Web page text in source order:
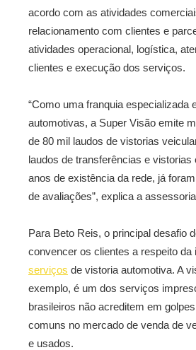
acordo com as atividades
relacionamento com clientes e
atividades operacional, logística,
clientes e execução dos serviços.
“Como uma franquia especializada
automotivas, a Super Visão emite
de 80 mil laudos de vistorias
laudos de transferências e vistorias
anos de existência da rede, já
de avaliações”, explica a
Para Beto Reis, o principal desafio
convencer os clientes a respeito da
serviços de vistoria automotiva. A
exemplo, é um dos serviços
brasileiros não acreditem em
comuns no mercado de venda de
e usados.